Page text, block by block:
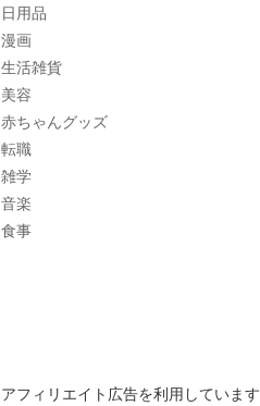
日用品
漫画
生活雑貨
美容
赤ちゃんグッズ
転職
雑学
音楽
食事
アフィリエイト広告を利用しています